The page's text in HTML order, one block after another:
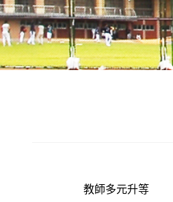
教師多元升等